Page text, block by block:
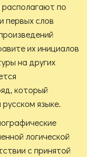
по
первых слов
их инициалов
на других
который
языке.
логической
с принятой